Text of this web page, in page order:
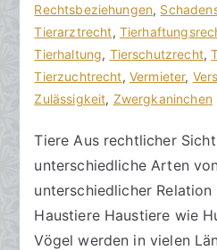
h
t
s
a
n
ä
l
t
e
f
f
e
n
t
c
h
t
a
Rechtsbeziehungen,
Tierarztrecht,
Tierhaltung, Tierschutzrecht,
Tierzuchtrecht, Vermieter,
Zulässigkeit, Zwergkaninchen
t
a
r
e
zu
und
Nachbarn
Tiere Aus rechtlicher
unterschiedliche Arten
unterschiedlicher
Haustiere Haustiere wie
Vögel werden in vielen